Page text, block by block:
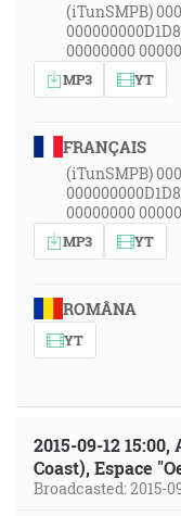
(iTunSMPB)
00000000
MP3 YT
FRANÇAIS
(iTunSMPB)
00000000
MP3 YT
ROMÂNA
YT
2015-09-12
Coast), Espace
Broadcasted: 2015-